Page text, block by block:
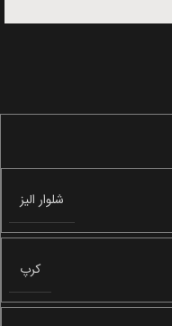
شلوار الیز
کرپ